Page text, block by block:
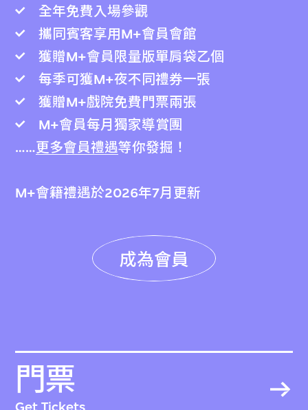
全年免費入場參觀
攜同賓客享用M+會員會館
獲贈M+會員限量版單肩袋乙個
每季可獲M+夜不同禮券一張
獲贈M+戲院免費門票兩張
M+會員每月獨家導賞團
……更多會員禮遇等你發掘！
M+會籍禮遇於2026年7月更新
成為會員
門票